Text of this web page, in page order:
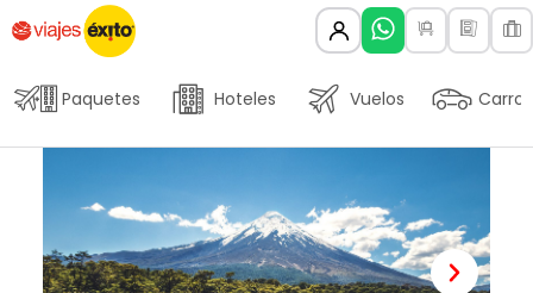
Paquetes Hoteles Vuelos Carros